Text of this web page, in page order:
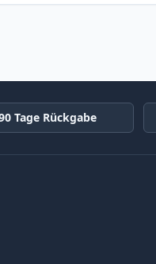
Tage Rückgabe